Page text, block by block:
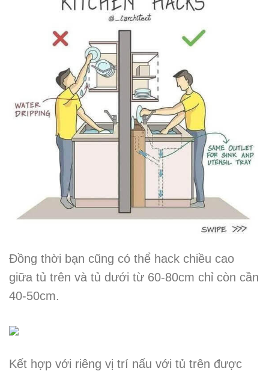
Đồng thời bạn cũng có thể hack chiều cao
giữa tủ trên và tủ dưới từ 60-80cm chỉ còn cần
40-50cm.
Kết hợp với riêng vị trí nấu với tủ trên được